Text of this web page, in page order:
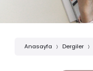
Anasayfa Dergiler